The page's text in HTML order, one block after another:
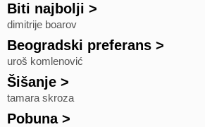
Biti najbolji >
dimitrije boarov
Beogradski preferans >
uroš komlenović
Šišanje >
tamara skroza
Pobuna>